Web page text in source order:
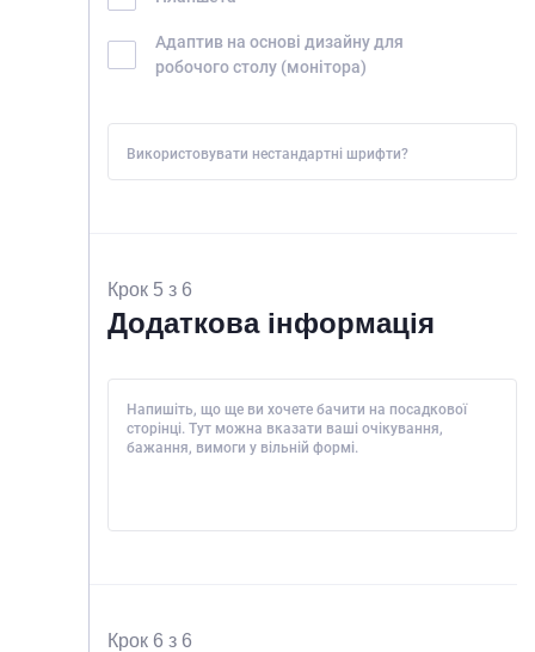
Адаптив на основі дизайну для
робочого столу (монітора)
Використовувати нестандартні шрифти?
Крок 5 з 6
Додаткова інформація
Напишіть, що ще ви хочете бачити на посадкової
сторінці. Тут можна вказати ваші очікування,
бажання, вимоги у вільній формі.
Крок 6 з 6